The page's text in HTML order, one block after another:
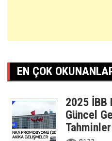
EN ÇOK
2025 İBB
Güncel
Tahminler